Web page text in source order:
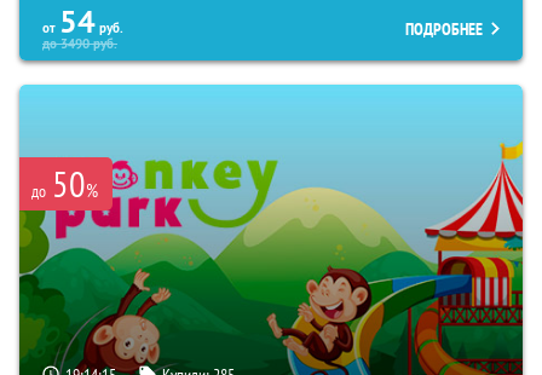
от 54 руб.
до3490руб.
ПОДРОБНЕЕ
до 50%